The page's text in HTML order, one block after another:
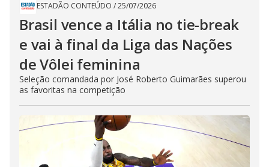
ESTADÃO CONTEÚDO /25/07/2026
Brasil vence a Itália no tie-break
e vai à final da Liga das Nações
de Vôlei feminina
Seleção comandada por José Roberto Guimarães superou
as favoritas na competição